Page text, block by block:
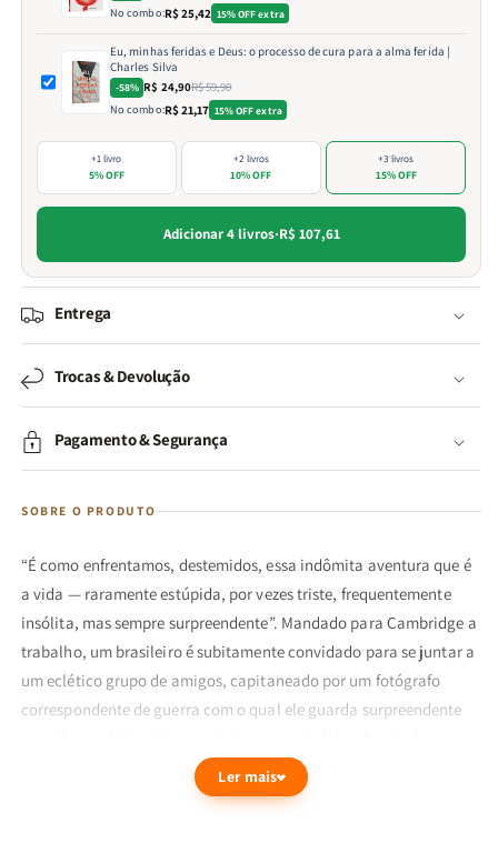
No combo:R$ 25,42 15% OFF extra
Eu, minhas feridas e Deus: o processo de cura para a alma ferida |
Charles Silva
-58% R$ 24,90R$ 59,90
No combo:R$ 21,17 15% OFF extra
+1 livro
5% OFF
+2 livros
10% OFF
+3 livros
15% OFF
Adicionar 4 livros·R$ 107,61
Entrega
Trocas & Devolução
Pagamento & Segurança
SOBRE O PRODUTO
“É como enfrentamos, destemidos, essa indômita aventura que é
a vida — raramente estúpida, por vezes triste, frequentemente
insólita, mas sempre surpreendente”. Mandado para Cambridge a
trabalho, um brasileiro é subitamente convidado para se juntar a
um eclético grupo de amigos, capitaneado por um fotógrafo
correspondente de guerra com o qual ele guarda surpreendente
erudito que fala por aforismos, uma executiva que toca violino e
um universitário acusado de plágio. Paralelamente aos dilemas,
Ler mais